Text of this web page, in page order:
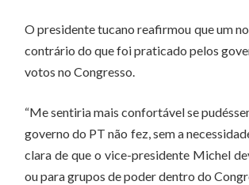
O presidente tucano reafirmou que um
contrário do que foi praticado pelos
votos no Congresso.
“Me sentiria mais confortável se
governo do PT não fez, sem a
clara de que o vice-presidente Michel
ou para grupos de poder dentro do